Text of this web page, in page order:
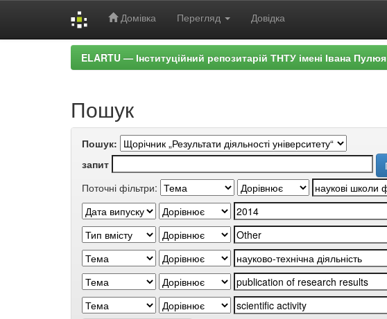
Домівка Перегляд Довідка
ELARTU — Інституційний репозитарій ТНТУ імені Івана Пулюя
Пошук
Пошук:
запит
Поточні фільтри: